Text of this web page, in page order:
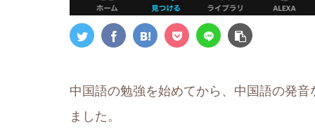
中国語の勉強を始めてから、中国語の発
ました。